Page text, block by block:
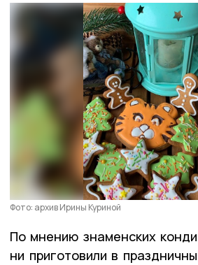
Фото: архив Ирины Куриной
По мнению знаменских
ни приготовили в